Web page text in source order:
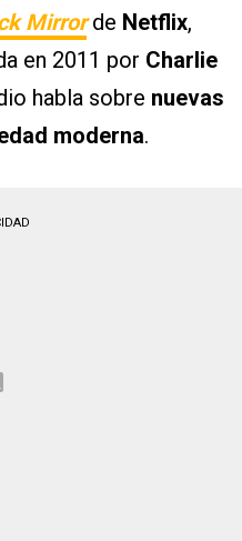
Mirrorde Netflix,
en 2011 por Charlie
habla sobre nuevas
moderna.